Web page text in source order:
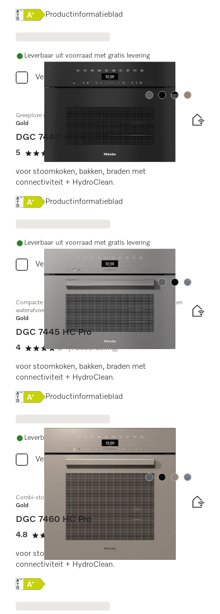
Online Label Flag, Energielabel
Productinformatieblad
Leverbaar uit voorraad met gratis levering
Vergelijken
Kleur:Kleur:Kleur:Kleur:
Greeploze compacte combi-stoomoven
Gold
DGC 7440 HCX Pro
5
5 sterren op 5
(2 beoordelingen)
voor stoomkoken, bakken, braden met
connectiviteit + HydroClean.
Online Label Flag, Energielabel
Productinformatieblad
Leverbaar uit voorraad met gratis levering
Vergelijken
Kleur:Kleur:Kleur:
Compacte combi-stoomoven met aansluiting voor vers water en
waterafvoer
Gold
DGC 7445 HC Pro
4
4 sterren op 5
(1 beoordeling)
voor stoomkoken, bakken, braden met
connectiviteit + HydroClean.
Online Label Flag, Energielabel
Productinformatieblad
Leverbaar uit voorraad met gratis levering
Vergelijken
Kleur:Kleur:Kleur:Kleur:
Combi-stoomoven
Gold
DGC 7460 HC Pro
4.8
4.8 sterren op 5
(6 beoordelingen)
voor stoomkoken, bakken, braden met
connectiviteit + HydroClean.
Online Label Flag, Energielabel